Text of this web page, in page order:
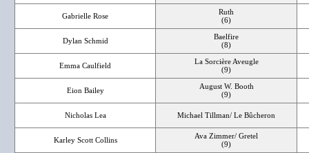
Gabrielle Rose
Ruth
(6)
Dylan Schmid
Baelfire
(8)
Emma Caulfield
La Sorcière Aveugle
(9)
Eion Bailey
August W. Booth
(9)
Nicholas Lea Michael Tillman/ Le Bûcheron
Karley Scott Collins
Ava Zimmer/ Gretel
(9)